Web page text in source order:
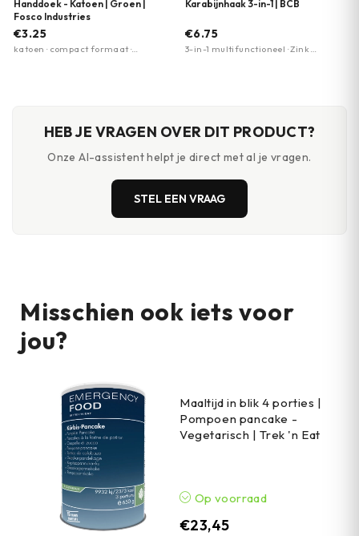
Handdoek - Katoen | Groen |
Fosco Industries
€3.25
katoen · compact formaat ·
Karabijnhaak 3-in-1 | BCB
€6.75
3-in-1 multifunctioneel · Zink
HEB JE VRAGEN OVER DIT PRODUCT?
Onze AI-assistent helpt je direct met al je vragen.
STEL EEN VRAAG
Misschien ook iets voor
jou?
Maaltijd in blik 4 porties |
Pompoen pancake -
Vegetarisch | Trek 'n Eat
Op voorraad
€23,45